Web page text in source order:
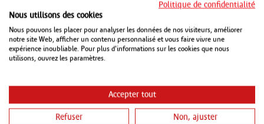
Politique de confidentialité
Nous utilisons des cookies
Nous pouvons les placer pour analyser les données de nos visiteurs, améliorer
notre site Web, afficher un contenu personnalisé et vous faire vivre une
expérience inoubliable. Pour plus d'informations sur les cookies que nous
utilisons, ouvrez les paramètres.
Accepter tout
Refuser Non, ajuster